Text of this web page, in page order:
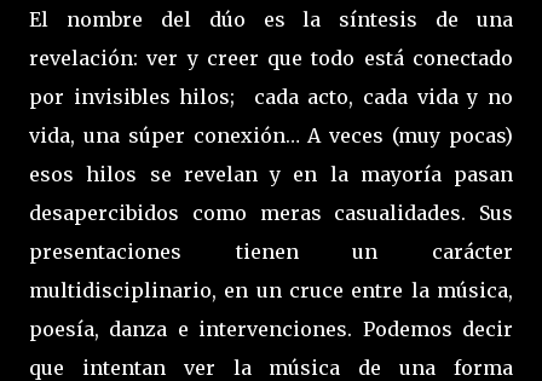
El nombre del dúo es la síntesis de una
revelación: ver y creer que todo está conectado
por invisibles hilos; cada acto, cada vida y no
vida, una súper conexión… A veces (muy pocas)
esos hilos se revelan y en la mayoría pasan
desapercibidos como meras casualidades. Sus
presentaciones tienen un carácter
multidisciplinario, en un cruce entre la música,
poesía, danza e intervenciones. Podemos decir
que intentan ver la música de una forma